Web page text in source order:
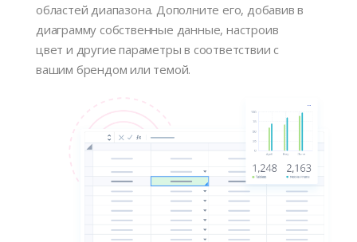
областей диапазона. Дополните его, добавив в
диаграмму собственные данные, настроив
цвет и другие параметры в соответствии с
вашим брендом или темой.